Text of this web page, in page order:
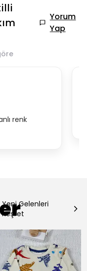
Yorum
Yap
renk
Yeni Gelenleri
Keşfet